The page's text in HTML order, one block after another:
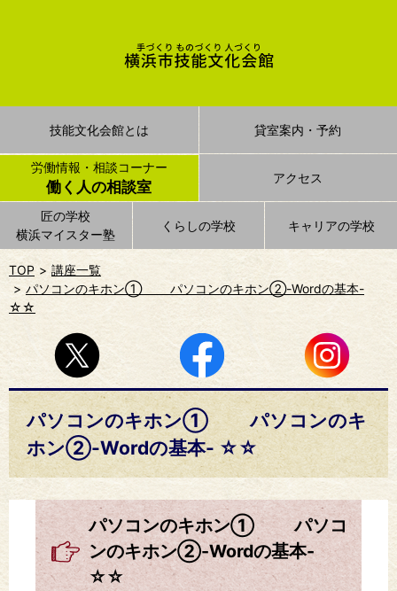
技能文化会館とは 貸室案内・予約
労働情報・相談コーナー
働く人の相談室
匠の学校
横浜マイスター塾
くらしの学校 キャリアの学校
アクセス
TOP
講座一覧
パソコンのキホン① パソコンのキホン②-Wordの基本-
☆☆
パソコンのキホン① パソコンのキ
ホン②-Wordの基本- ☆☆
パソコンのキホン① パソコ
ンのキホン②-Wordの基本-
☆☆